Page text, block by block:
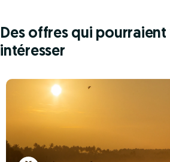
Des offres qui pourraient
intéresser